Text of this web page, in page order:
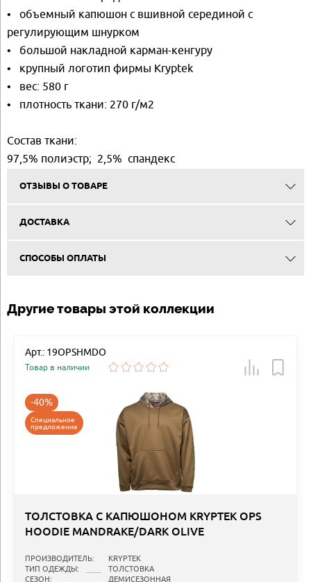
• объемный капюшон с вшивной серединой с
регулирующим шнурком
• большой накладной карман-кенгуру
• крупный логотип фирмы Kryptek
• вес: 580 г
• плотность ткани: 270 г/м2
Состав ткани:
97,5% полиэстр; 2,5% спандекс
ОТЗЫВЫ О ТОВАРЕ
ДОСТАВКА
СПОСОБЫ ОПЛАТЫ
Другие товары этой коллекции
Арт.: 19OPSHMDO
Товар в наличии
-40%
Специальное
предложение
ТОЛСТОВКА С КАПЮШОНОМ KRYPTEK OPS
HOODIE MANDRAKE/DARK OLIVE
ПРОИЗВОДИТЕЛЬ:
KRYPTEK
ТИП ОДЕЖДЫ:
ТОЛСТОВКА
СЕЗОН:
ДЕМИСЕЗОННАЯ